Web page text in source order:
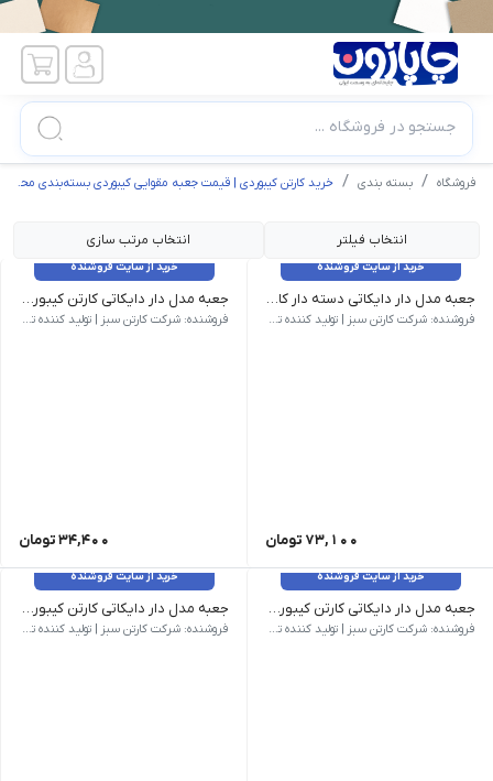
جستجو در فروشگاه ...
فروشگاه بسته بندی خرید کارتن کیبوردی | قیمت جعبه مقوایی کیبوردی بسته‌بندی محصولات
انتخاب فیلتر انتخاب مرتب سازی
خرید از سایت فروشنده
جعبه مدل دار دایکاتی دسته دار کارتن کیبوردی کد CS-D27-29 وزن 143 گرم | ابعاد بیرونی 512 × 113 × 62 میلی‌متر | نام کالا جعبه مدل دار دایکاتی دسته دار کارتن کیبوردی کد CS-D27-29 | شناسه محصول CS-D27-29 | مدل فنی D27 | روش ساخت دایکاتی | تعداد لایه سه لایه | نوع فلوت E | رنگ رویه قهوه ای | کیفیت درجه یک
فروشنده: شرکت کارتن سبز | تولید کننده تخصصی کارتن و جعبه
73,100 تومان
خرید از سایت فروشنده
جعبه مدل دار دایکاتی کارتن کیبوردی کد CS-D27-01 وزن 35 گرم | ابعاد بیرونی 100 × 93 × 62 میلی‌متر | نام کالا جعبه مدل دار دایکاتی کارتن کیبوردی کد CS-D27-01 | شناسه محصول CS-D27-01 | مدل فنی D27 | روش ساخت دایکاتی | تعداد لایه سه لایه | نوع فلوت E | رنگ رویه قهوه ای | کیفیت درجه یک
فروشنده: شرکت کارتن سبز | تولید کننده تخصصی کارتن و جعبه
34,400تومان
خرید از سایت فروشنده
جعبه مدل دار دایکاتی کارتن کیبوردی کد CS-D27-02 وزن 60 گرم | ابعاد بیرونی 180 × 120 × 67 میلی‌متر | نام کالا جعبه مدل دار دایکاتی کارتن کیبوردی کد CS-D27-02 | شناسه محصول CS-D27-02 | مدل فنی D27 | روش ساخت دایکاتی | تعداد لایه سه لایه | نوع فلوت E | رنگ رویه قهوه ای | کیفیت درجه یک
فروشنده: شرکت کارتن سبز | تولید کننده تخصصی کارتن و جعبه
خرید از سایت فروشنده
جعبه مدل دار دایکاتی کارتن کیبوردی کد CS-D27-03 وزن 95 گرم | ابعاد بیرونی 250 × 160 × 78 میلی‌متر | نام کالا جعبه مدل دار دایکاتی کارتن کیبوردی کد CS-D27-03 | شناسه محصول CS-D27-03 | مدل فنی D27 | روش ساخت دایکاتی | تعداد لایه سه لایه | نوع فلوت E | رنگ رویه قهوه ای | کیفیت درجه یک
فروشنده: شرکت کارتن سبز | تولید کننده تخصصی کارتن و جعبه